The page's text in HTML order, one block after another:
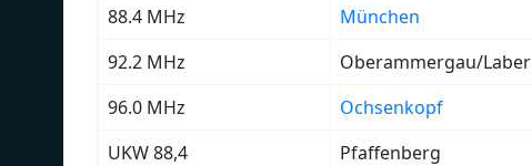
88.4 MHz
München
92.2 MHz
Oberammergau/Laber
96.0 MHz
Ochsenkopf
UKW 88,4
Pfaffenberg